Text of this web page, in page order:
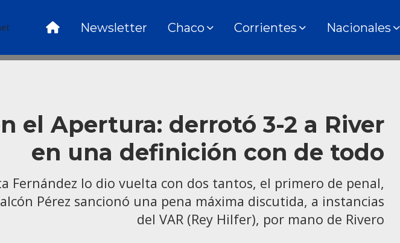
Newsletter Chaco Corrientes Nacionales
el Apertura: derrotó 3-2 a River
en una definición con de todo
Fernández lo dio vuelta con dos tantos, el primero de penal,
Pérez sancionó una pena máxima discutida, a instancias
del VAR (Rey Hilfer), por mano de Rivero